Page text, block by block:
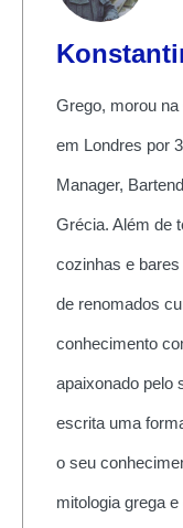
Grego, morou
em Londres por
Manager,
Grécia. Além de
cozinhas e
de renomados
conhecimento
apaixonado pelo
escrita uma
o seu
mitologia grega